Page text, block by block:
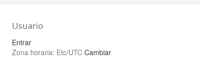
Usuario
Entrar
Zona horaria: Etc/UTC Cambiar